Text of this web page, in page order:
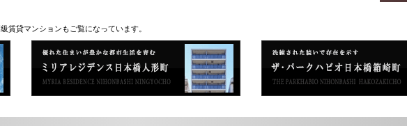
賃貸マンションもご覧になっています。